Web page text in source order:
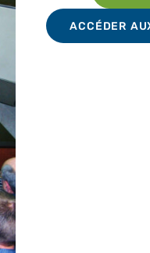
ACCÉDER